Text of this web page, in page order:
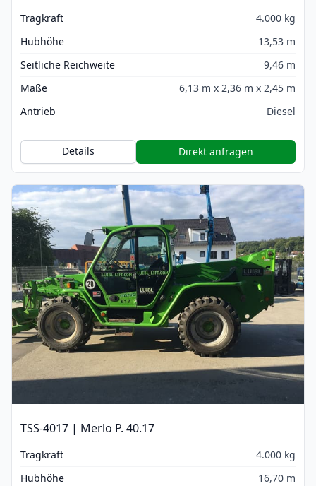
Tragkraft
4.000 kg
Hubhöhe
13,53 m
Seitliche Reichweite
9,46 m
Maße
6,13 m x 2,36 m x 2,45 m
Antrieb
Diesel
Details Direkt anfragen
TSS-4017 | Merlo P. 40.17
Tragkraft
4.000 kg
Hubhöhe
16,70 m